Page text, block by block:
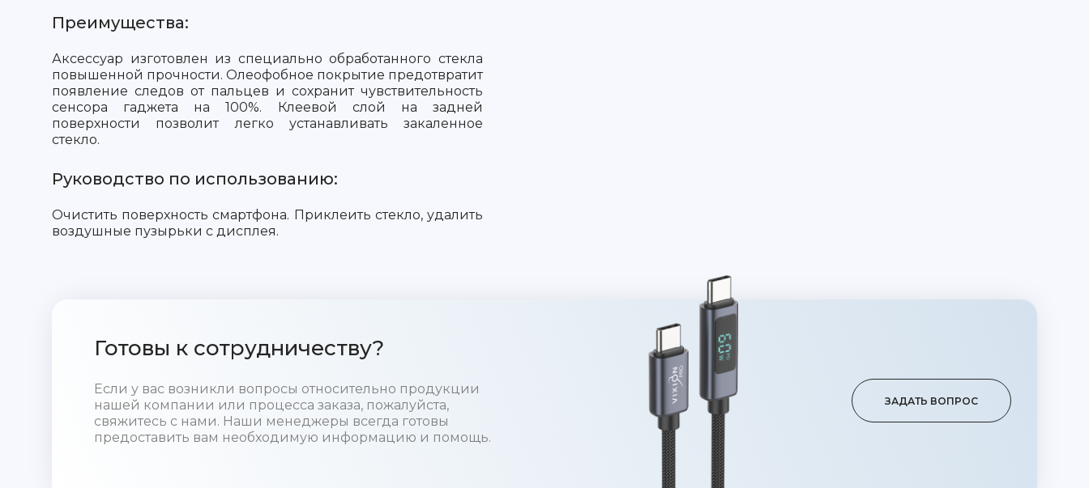
Преимущества:
Аксессуар изготовлен из специально обработанного стекла
повышенной прочности. Олеофобное покрытие предотвратит
появление следов от пальцев и сохранит чувствительность
сенсора гаджета на 100%. Клеевой слой на задней
поверхности позволит легко устанавливать закаленное
стекло.
Руководство по использованию:
Очистить поверхность смартфона. Приклеить стекло, удалить
воздушные пузырьки с дисплея.
Готовы к сотрудничеству?
Если у вас возникли вопросы относительно продукции
нашей компании или процесса заказа, пожалуйста,
свяжитесь с нами. Наши менеджеры всегда готовы
предоставить вам необходимую информацию и помощь.
ЗАДАТЬ ВОПРОС